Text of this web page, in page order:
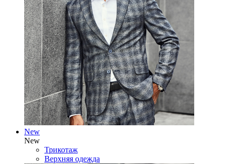
New
New
Трикотаж
Верхняя одежда